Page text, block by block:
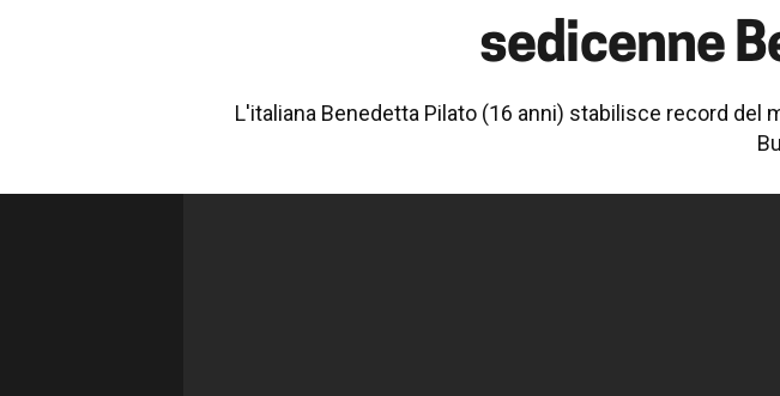
sedicenne
L'italiana Benedetta Pilato (16 anni) stabilisce record